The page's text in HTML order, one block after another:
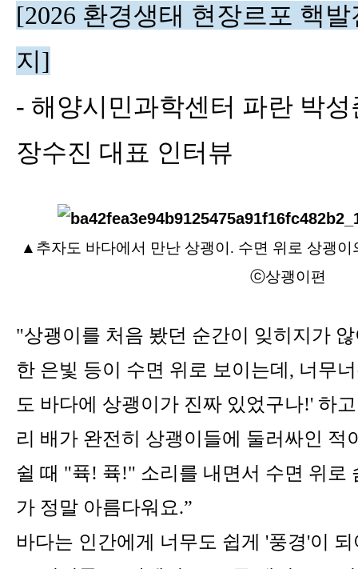
[2026 환경생태 현장르포 핵
지]
- 해양시민과학센터 파란 박성
장수진 대표 인터뷰
▲ 추자도 바다에서 만난 상괭이. 수면 위로 상괭
ⓒ상괭이편
"상괭이를 처음 봤던 순간이 잊히지가
한 은빛 등이 수면 위로 보이는데, 너무
도 바다에 상괭이가 진짜 있었구나!' 하
리 배가 완전히 상괭이들에 둘러싸인 적
쉴 때 "퓩! 퓩!" 소리를 내면서 수면 위로
가 정말 아름다워요.”
바다는 인간에게 너무도 쉽게 '풍경'이